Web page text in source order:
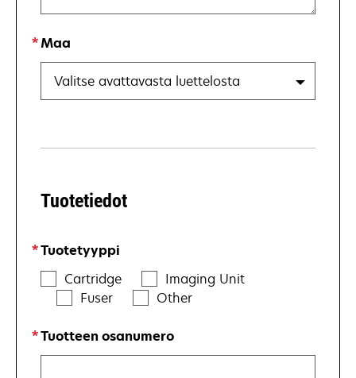
Maa
Valitse avattavasta luettelosta
Tuotetiedot
Tuotetyyppi
Cartridge
Imaging Unit
Fuser
Other
Tuotteen osanumero